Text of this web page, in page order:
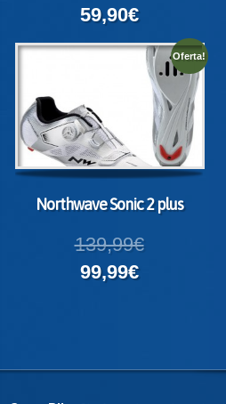
59,90€
Oferta!
Northwave Sonic 2 plus
139,99€
99,99€